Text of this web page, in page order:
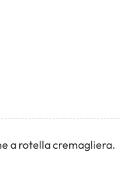
a rotella cremagliera.